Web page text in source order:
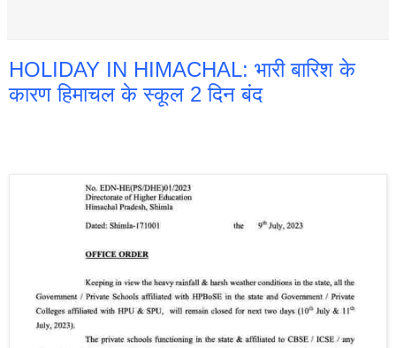
HOLIDAY IN HIMACHAL: भारी बारिश के
कारण हिमाचल के स्कूल 2 दिन बंद